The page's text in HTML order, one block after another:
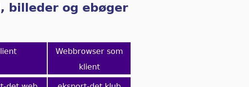
billeder og ebøger
Webbrowser som
klient